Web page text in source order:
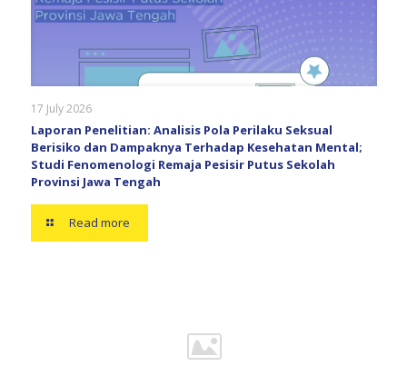
17 July 2026
Laporan Penelitian: Analisis Pola Perilaku Seksual
Berisiko dan Dampaknya Terhadap Kesehatan Mental;
Studi Fenomenologi Remaja Pesisir Putus Sekolah
Provinsi Jawa Tengah
Read more